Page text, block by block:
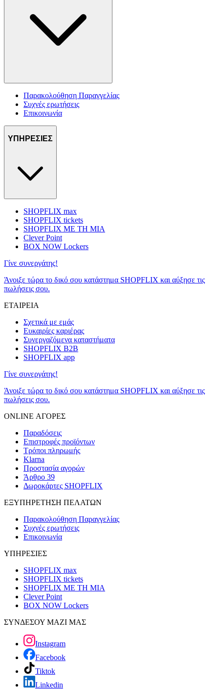
Παρακολούθηση Παραγγελίας
Συχνές ερωτήσεις
Επικοινωνία
ΥΠΗΡΕΣΙΕΣ
SHOPFLIX max
SHOPFLIX tickets
SHOPFLIX ΜΕ ΤΗ ΜΙΑ
Clever Point
BOX NOW Lockers
Γίνε συνεργάτης!
Άνοιξε τώρα το δικό σου κατάστημα SHOPFLIX και αύξησε τις
πωλήσεις σου.
ΕΤΑΙΡΕΙΑ
Σχετικά με εμάς
Ευκαιρίες καριέρας
Συνεργαζόμενα καταστήματα
SHOPFLIX B2B
SHOPFLIX app
Γίνε συνεργάτης!
Άνοιξε τώρα το δικό σου κατάστημα SHOPFLIX και αύξησε τις
πωλήσεις σου.
ONLINE ΑΓΟΡΕΣ
Παραδόσεις
Επιστροφές προϊόντων
Τρόποι πληρωμής
Klarna
Προστασία αγορών
Άρθρο 39
Δωροκάρτες SHOPFLIX
ΕΞΥΠΗΡΕΤΗΣΗ ΠΕΛΑΤΩΝ
Παρακολούθηση Παραγγελίας
Συχνές ερωτήσεις
Επικοινωνία
ΥΠΗΡΕΣΙΕΣ
SHOPFLIX max
SHOPFLIX tickets
SHOPFLIX ΜΕ ΤΗ ΜΙΑ
Clever Point
BOX NOW Lockers
ΣΥΝΔΕΣΟΥ ΜΑΖΙ ΜΑΣ
Instagram
Facebook
Tiktok
Linkedin